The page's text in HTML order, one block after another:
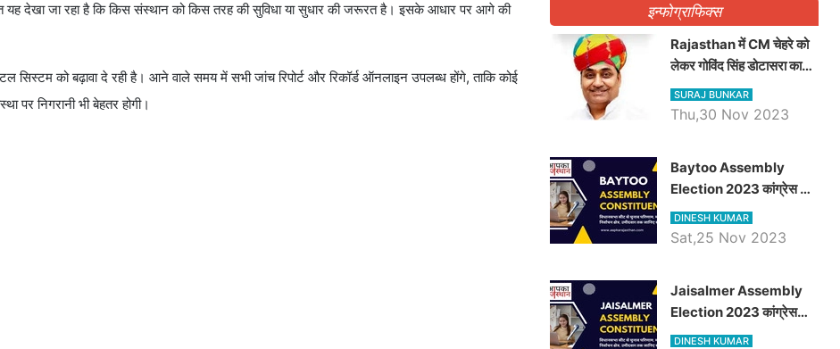
यह देखा जा रहा है कि किस संस्थान को किस तरह की सुविधा या सुधार की जरूरत है। इसके आधार पर आगे की
सिस्टम को बढ़ावा दे रही है। आने वाले समय में सभी जांच रिपोर्ट और रिकॉर्ड ऑनलाइन उपलब्ध होंगे, ताकि कोई
पर निगरानी भी बेहतर होगी।
इन्फोग्राफिक्स
Rajasthan में CM चेहरे को
लेकर गोविंद सिंह डोटासरा का
बड़ा बयान आया सामने, जानें
विचार
SURAJ BUNKAR
Thu,30 Nov 2023
Baytoo Assembly
Election 2023 कांग्रेस से
हरीश चौधरी तो बालाराम मुंड होंगे
भाजपा उम्मीदवार, जानिये बायतू
DINESH KUMAR
Sat,25 Nov 2023
​​​​​​​Jaisalmer Assembly
Election 2023 कांग्रेस
रूपा राम मेघवाल तो छोटु सिंह
DINESH KUMAR